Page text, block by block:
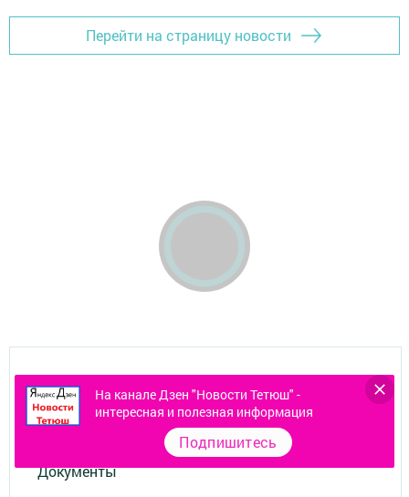
Перейти на страницу новости
Контакты
О газете
Документы
На канале Дзен "Новости Тетюш" -
интересная и полезная информация
Подпишитесь